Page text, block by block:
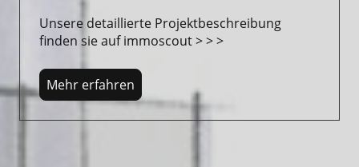
Unsere detaillierte Projektbeschreibung
finden sie auf immoscout > > >
Mehr erfahren